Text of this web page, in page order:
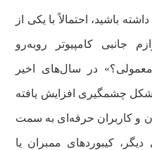
باشید، احتمالاً با یکی از
جانبی کامپیوتر روبه‌رو
در سال‌های اخیر
شکل چشمگیری افزایش یافته
و کاربران حرفه‌ای به سمت
کیبوردهای ممبران یا